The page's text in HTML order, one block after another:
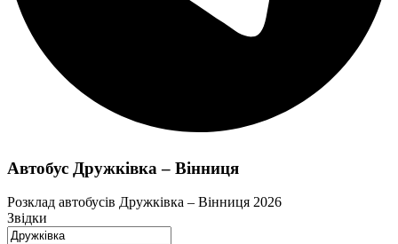
Автобус Дружківка – Вінниця
Розклад автобусів Дружківка – Вінниця 2026
Звідки